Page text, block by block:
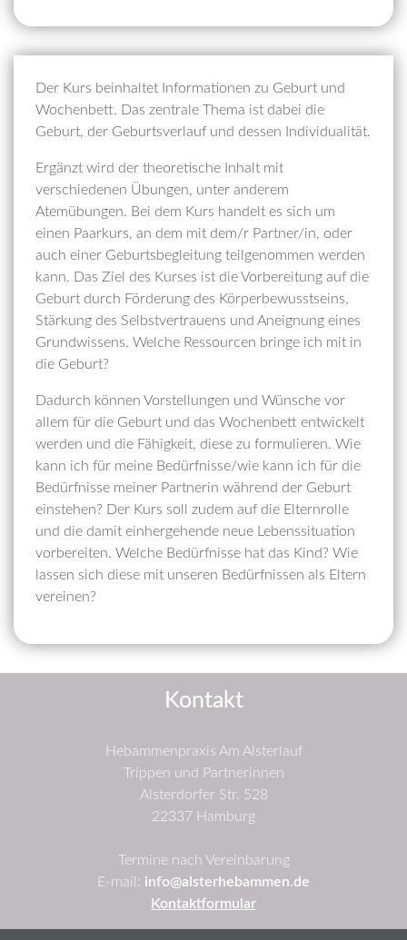
Der Kurs beinhaltet Informationen zu Geburt und
Wochenbett. Das zentrale Thema ist dabei die
Geburt, der Geburtsverlauf und dessen Individualität.
Ergänzt wird der theoretische Inhalt mit
verschiedenen Übungen, unter anderem
Atemübungen. Bei dem Kurs handelt es sich um
einen Paarkurs, an dem mit dem/r Partner/in, oder
auch einer Geburtsbegleitung teilgenommen werden
kann. Das Ziel des Kurses ist die Vorbereitung auf die
Geburt durch Förderung des Körperbewusstseins,
Stärkung des Selbstvertrauens und Aneignung eines
Grundwissens. Welche Ressourcen bringe ich mit in
die Geburt?
Dadurch können Vorstellungen und Wünsche vor
allem für die Geburt und das Wochenbett entwickelt
werden und die Fähigkeit, diese zu formulieren. Wie
kann ich für meine Bedürfnisse/wie kann ich für die
Bedürfnisse meiner Partnerin während der Geburt
einstehen? Der Kurs soll zudem auf die Elternrolle
und die damit einhergehende neue Lebenssituation
vorbereiten. Welche Bedürfnisse hat das Kind? Wie
lassen sich diese mit unseren Bedürfnissen als Eltern
vereinen?
Kontakt
Hebammenpraxis Am Alsterlauf
Trippen und Partnerinnen
Alsterdorfer Str. 528
22337 Hamburg
Termine nach Vereinbarung
E-mail: info@alsterhebammen.de
Kontaktformular